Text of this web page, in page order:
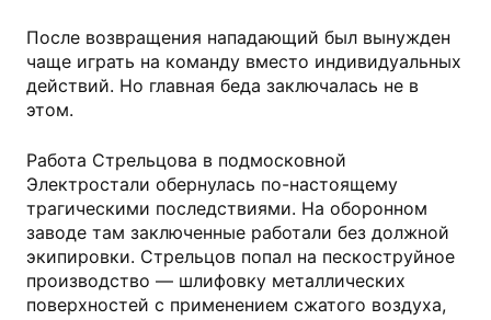
После возвращения нападающий был вынужден
чаще играть на команду вместо индивидуальных
действий. Но главная беда заключалась не в
этом.
Работа Стрельцова в подмосковной
Электростали обернулась по-настоящему
трагическими последствиями. На оборонном
заводе там заключенные работали без должной
экипировки. Стрельцов попал на пескоструйное
производство — шлифовку металлических
поверхностей с применением сжатого воздуха,